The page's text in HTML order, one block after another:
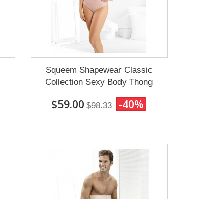
Squeem Shapewear Classic
Collection Sexy Body Thong
$59.00 $98.33 -40%